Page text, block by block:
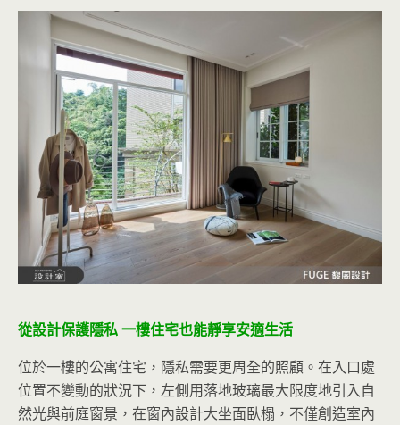
從設計保護隱私 一樓住宅也能靜享安適生活
位於一樓的公寓住宅，隱私需要更周全的照顧。在入口處
位置不變動的狀況下，左側用落地玻璃最大限度地引入自
然光與前庭窗景，在窗內設計大坐面臥榻，不僅創造室內